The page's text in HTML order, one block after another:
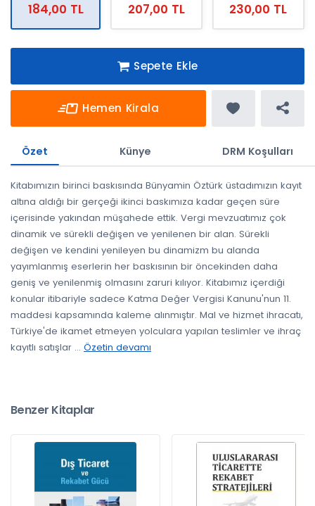
184,00 TL 207,00 TL 230,00 TL
Sepete Ekle
Hemen Kirala
Özet Künye DRM Koşulları
Kitabımızın birinci baskısında Bünyamin Öztürk üstadımızın kayıt
altına aldığı bir gerçeği ikinci baskımıza kadar geçen süre
içerisinde yakından müşahede ettik. Vergi mevzuatımız çok
dinamik ve sürekli değişen ve yenilenen bir alan. Sürekli
değişen ve kendini yenileyen bu dinamizm bu alanda
yayımlanmış eserlerin her baskısının bir öncekinden daha
geniş ve yenilenmiş olmasını zaruri kılıyor. Kitabımız içerdiği
konular itibariyle sadece Katma Değer Vergisi Kanunu'nun 11.
maddesi kapsamında kaleme alınmıştır. Mal ve hizmet ihracatı,
Türkiye'de ikamet etmeyen yolculara yapılan teslimler ve ihraç
kayıtlı satışlar ... Özetin devamı
Benzer Kitaplar